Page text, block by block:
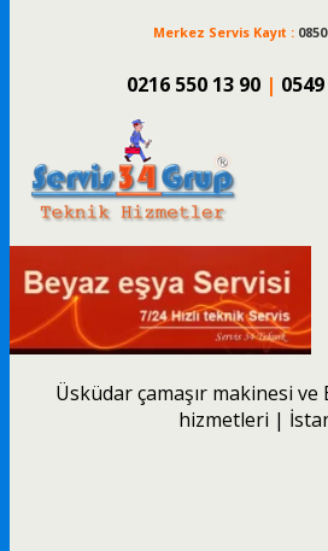
Merkez Servis Kayıt :
0216 550 13 90 |
Üsküdar çamaşır makinesi ve
hizmetleri |